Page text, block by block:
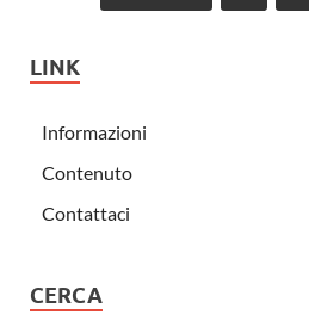
LINK
Informazioni
Contenuto
Contattaci
CERCA